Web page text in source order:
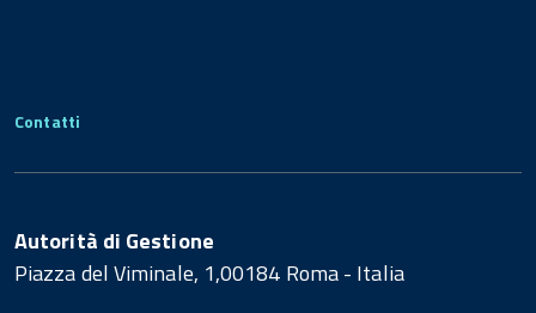
Contatti
Autorità di Gestione
Piazza del Viminale, 1,00184 Roma - Italia